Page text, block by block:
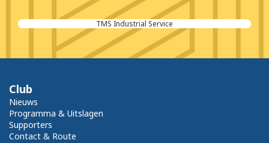
TMS Industrial Service
Club
Nieuws
Programma & Uitslagen
Supporters
Contact & Route